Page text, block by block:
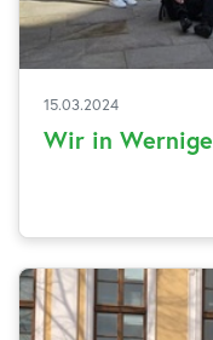
15.03.2024
Wir in